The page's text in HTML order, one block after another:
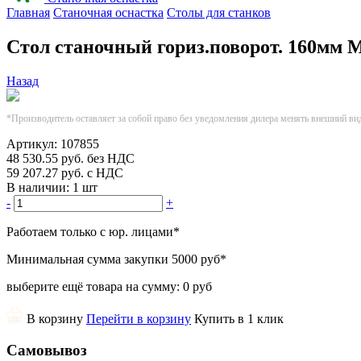
Главная Станочная оснастка Столы для станков
Стол станочный гориз.поворот.
Назад
*Производитель оставляет за собой право без уведомления дилера менять внешний
Артикул: 107855
48 530.55 руб. без НДС
59 207.27 руб. с НДС
В наличии: 1 шт
-
+
Работаем только с юр. лицами*
Минимальная сумма закупки 5000 руб*
выберите ещё товара на сумму: 0 руб
В корзину Перейти в корзину Купить в 1 клик
Самовывоз